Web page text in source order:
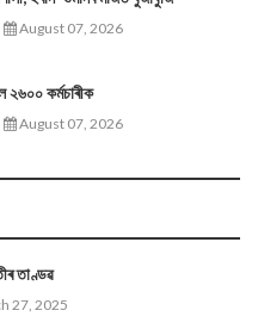
August 07, 2026
২৬০০ কৰ্মচাৰীক
August 07, 2026
তাণ্ডৱ
27, 2025